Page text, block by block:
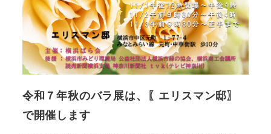
令和７年秋のバラ展は、〖エリスマン邸〗
で開催します